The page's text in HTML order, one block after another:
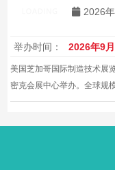
2026
举办时间： 2026年9
美国芝加哥国际制造技术展
密克会展中心举办。全球规
商，119000平方米展览面积